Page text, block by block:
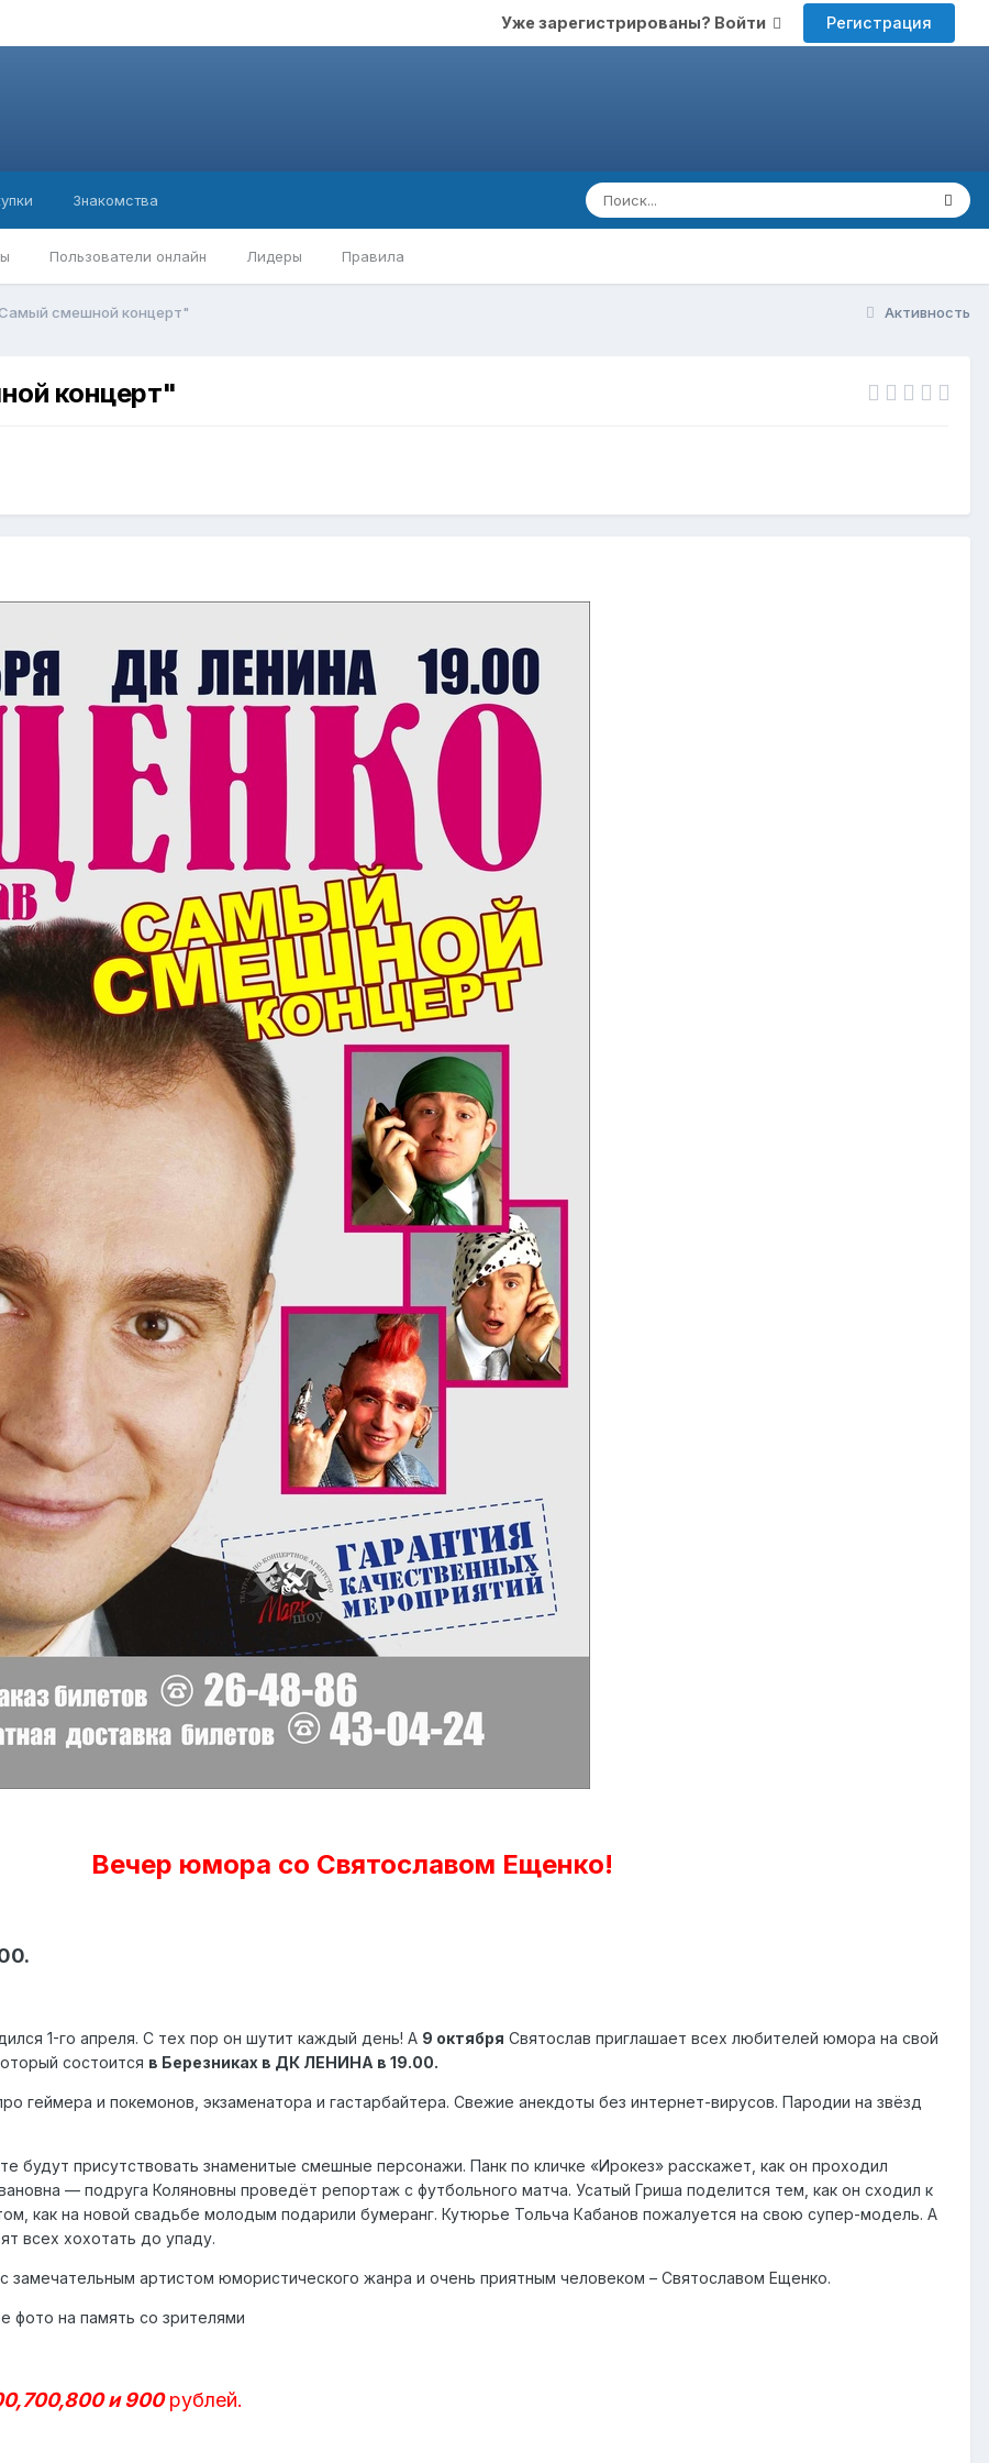
Уже зарегистрированы? Войти Регистрация
Пользователи онлайн Лидеры Правила
Знакомства
Активность
смешной концерт"
концерт"
Вечер юмора со Святославом Ещенко!
1-го апреля. С тех пор он шутит каждый день! А 9 октября Святослав приглашает всех любителей юмора на свой
состоится в Березниках в ДК ЛЕНИНА в 19.00.
геймера и покемонов, экзаменатора и гастарбайтера. Свежие анекдоты без интернет-вирусов. Пародии на звёзд
будут присутствовать знаменитые смешные персонажи. Панк по кличке «Ирокез» расскажет, как он проходил
— подруга Коляновны проведёт репортаж с футбольного матча. Усатый Гриша поделится тем, как он сходил к
как на новой свадьбе молодым подарили бумеранг. Кутюрье Тольча Кабанов пожалуется на свою супер-модель. А
всех хохотать до упаду.
замечательным артистом юмористического жанра и очень приятным человеком – Святославом Ещенко.
фото на память со зрителями
и 900рублей.